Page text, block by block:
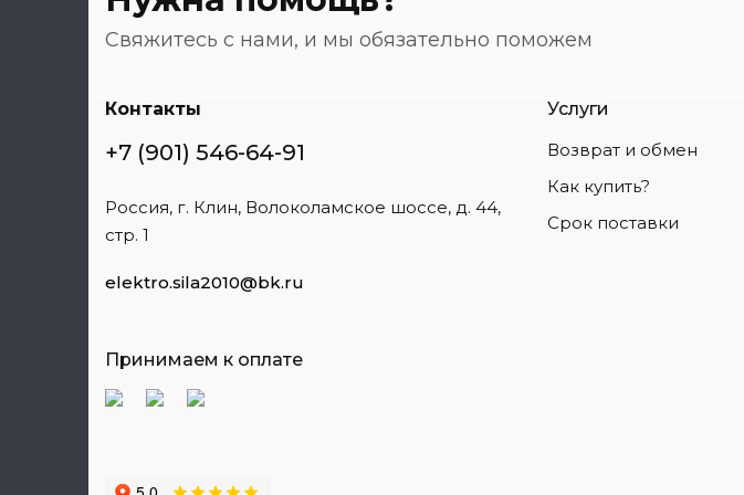
Свяжитесь с нами, и мы обязательно поможем
Контакты
+7 (901) 546-64-91
Россия, г. Клин, Волоколамское шоссе, д. 44,
стр. 1
elektro.sila2010@bk.ru
Услуги
Возврат и обмен
Как купить?
Срок поставки
Принимаем к оплате